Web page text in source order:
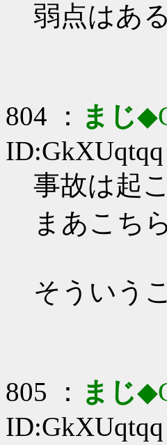
弱点はあ
804 ： まじ
ID:GkXUqtqq
事故は起
まあこち
そういう
805 ： まじ
ID:GkXUqtqq